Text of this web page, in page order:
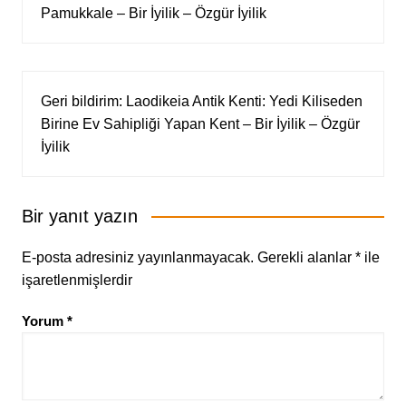
Pamukkale – Bir İyilik – Özgür İyilik
Geri bildirim: Laodikeia Antik Kenti: Yedi Kiliseden
Birine Ev Sahipliği Yapan Kent – Bir İyilik – Özgür
İyilik
Bir yanıt yazın
E-posta adresiniz yayınlanmayacak. Gerekli alanlar *ile
işaretlenmişlerdir
Yorum *